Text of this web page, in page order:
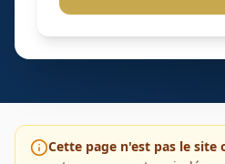
Cette page n'est pas le site